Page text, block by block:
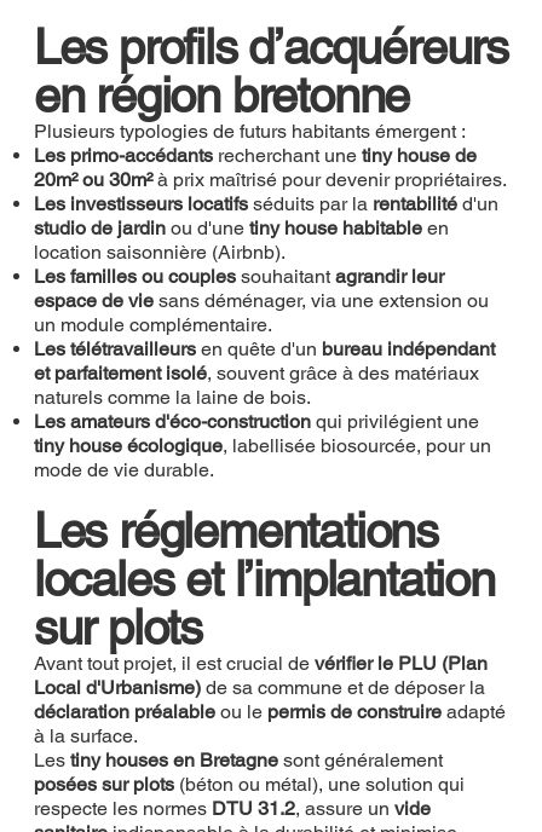
Les profils d’acquéreurs
en région bretonne
Plusieurs typologies de futurs habitants émergent :
Les primo-accédantsrecherchant une tiny house de
20m² ou 30m²à prix maîtrisé pour devenir propriétaires.
Les investisseurs locatifsséduits par la rentabilitéd'un
studio de jardinou d'une tiny house habitableen
location saisonnière (Airbnb).
Les familles ou couplessouhaitant agrandir leur
espace de viesans déménager, via une extension ou
un module complémentaire.
Les télétravailleursen quête d'un bureau indépendant
et parfaitement isolé, souvent grâce à des matériaux
naturels comme la laine de bois.
Les amateurs d'éco-constructionqui privilégient une
tiny house écologique, labellisée biosourcée, pour un
mode de vie durable.
Les réglementations
locales et l’implantation
sur plots
Avant tout projet, il est crucial de vérifier le PLU (Plan
Local d'Urbanisme)de sa commune et de déposer la
déclaration préalableou le permis de construireadapté
à la surface.
Les tiny houses en Bretagnesont généralement
posées sur plots(béton ou métal), une solution qui
respecte les normes DTU 31.2, assure un vide